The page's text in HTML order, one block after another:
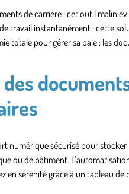
de carrière : cet outil malin
travail instantanément : cette
totale pour gérer sa paie : les
numérique sécurisé pour
ou de bâtiment.
en sérénité grâce à un tableau